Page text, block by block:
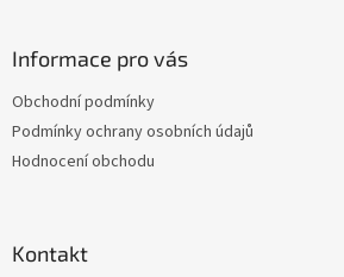
Informace pro vás
Obchodní podmínky
Podmínky ochrany osobních údajů
Hodnocení obchodu
Kontakt